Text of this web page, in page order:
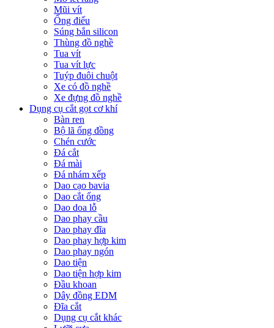
Mũi vít
Ống điếu
Súng bắn silicon
Thùng đồ nghề
Tua vít
Tua vít lực
Tuýp đuôi chuột
Xe có đồ nghề
Xe đựng đồ nghề
Dụng cụ cắt gọt cơ khí
Bàn ren
Bộ lã ống đồng
Chén cước
Đá cắt
Đá mài
Đá nhám xếp
Dao cạo bavia
Dao cắt ống
Dao doa lỗ
Dao phay cầu
Dao phay đĩa
Dao phay hợp kim
Dao phay ngón
Dao tiện
Dao tiện hợp kim
Đầu khoan
Dây đồng EDM
Đĩa cắt
Dụng cụ cắt khác